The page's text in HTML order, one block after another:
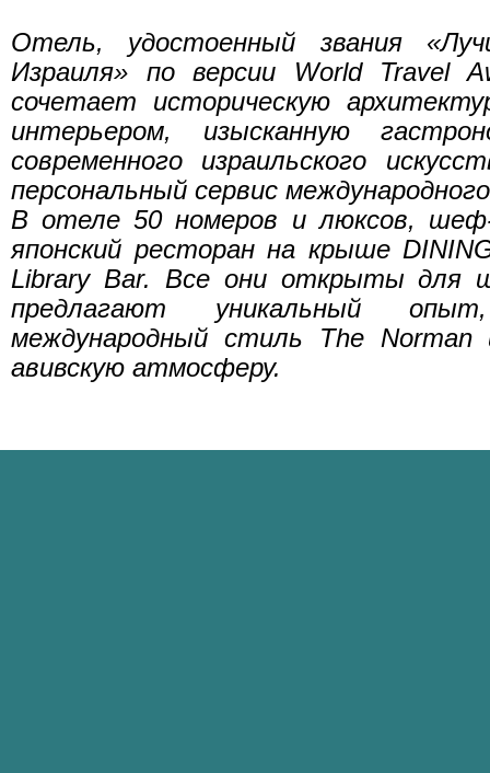
Отель, удостоенный звания
Израиля» по версии World Travel
сочетает историческую
интерьером, изысканную
современного израильского
персональный сервис
В отеле 50 номеров и люксов,
японский ресторан на крыше
Library Bar. Все они открыты для
предлагают уникальный
международный стиль The
авивскую атмосферу.